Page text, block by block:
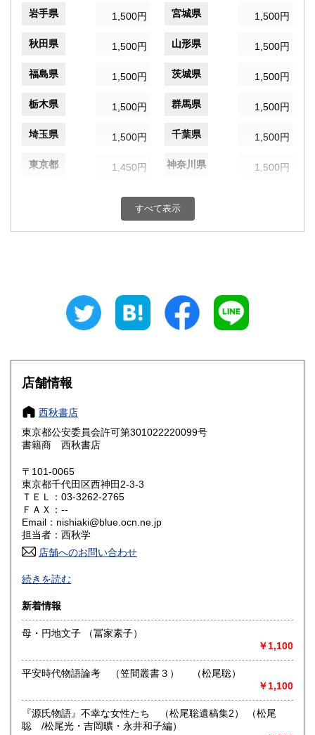
岩手県 1,500円 宮城県 1,500円
秋田県 1,500円 山形県 1,500円
福島県 1,500円 茨城県 1,500円
栃木県 1,500円 群馬県 1,500円
埼玉県 1,500円 千葉県 1,500円
東京都 1,450円 神奈川県 1,500円
1,500円 富山県
1,500円 三重県
大阪府
奈良県
鳥取県 1,780円 島根県
岡山県
山口県 1,780円
香川県
高知県 1,780円
佐賀県
熊本県 2,020円 大分県 2,020円
2,020円
沖縄県 2,160円
すべて表示
店舗情報
西秋書店
東京都公安委員会許可第301022220099号
書籍商 西秋書店
〒101-0065
東京都千代田区西神田2-3-3
ＴＥＬ：03-3262-2765
ＦＡＸ：--
Email：nishiaki@blue.ocn.ne.jp
担当者：西秋学
店舗へのお問い合わせ
◆店頭に無い場合がございますので、来店購入をご希望の場
合は事前にメールにてお問い合わせください。
◆返信・在庫確認・発送等に時間がかかりますので、お急ぎ
の方はご遠慮ください。
◆お問い合わせはメールにてお願いいたします。電話でのご
連絡・お問い合わせには対応できない場合がございます。
沿線名：JR総武線/地下鉄:東京メトロ半蔵門線・東西線 都
最寄駅：水道橋駅/神保町駅/九段下駅 徒歩約5分
営業時間：10:00-18:00
定休日：日曜・祝日
続きを読む
新着情報
母・円地文子 （冨家素子）
￥1,100
平安時代物語論考 （笠間叢書３） （松尾聡）
￥1,100
『源氏物語』不幸な女性たち （松尾聡遺稿集2） （松尾
聡 /松尾光・吉岡曠・永井和子編）